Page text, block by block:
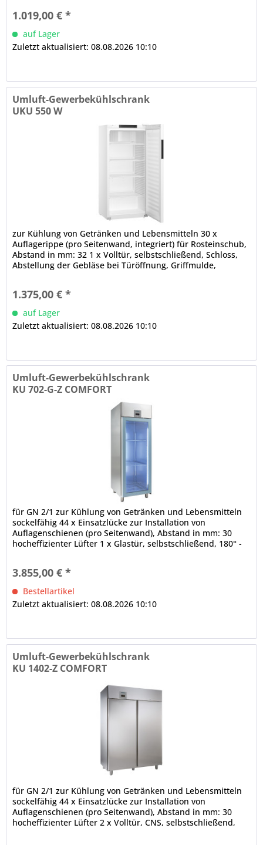
1.019,00 € *
auf Lager
Zuletzt aktualisiert: 08.08.2026 10:10
Umluft-Gewerbekühlschrank
UKU 550 W
zur Kühlung von Getränken und Lebensmitteln 30 x
Auflagerippe (pro Seitenwand, integriert) für Rosteinschub,
Abstand in mm: 32 1 x Volltür, selbstschließend, Schloss,
Abstellung der Gebläse bei Türöffnung, Griffmulde,
1.375,00 € *
auf Lager
Zuletzt aktualisiert: 08.08.2026 10:10
Umluft-Gewerbekühlschrank
KU 702-G-Z COMFORT
für GN 2/1 zur Kühlung von Getränken und Lebensmitteln
sockelfähig 44 x Einsatzlücke zur Installation von
Auflagenschienen (pro Seitenwand), Abstand in mm: 30
hocheffizienter Lüfter 1 x Glastür, selbstschließend, 180° -
3.855,00 € *
Bestellartikel
Zuletzt aktualisiert: 08.08.2026 10:10
Umluft-Gewerbekühlschrank
KU 1402-Z COMFORT
für GN 2/1 zur Kühlung von Getränken und Lebensmitteln
sockelfähig 44 x Einsatzlücke zur Installation von
Auflagenschienen (pro Seitenwand), Abstand in mm: 30
hocheffizienter Lüfter 2 x Volltür, CNS, selbstschließend,